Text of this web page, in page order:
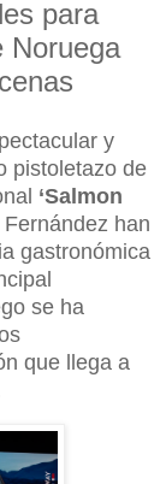
para
Noruega
y
pistoletazo de
‘Salmon
han
gastronómica
se ha
que llega a